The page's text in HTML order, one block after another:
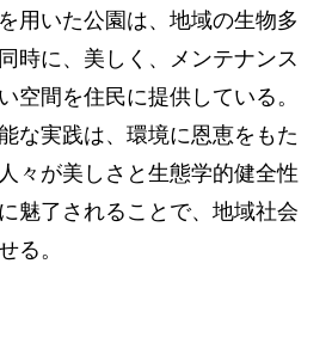
用いた公園は、地域の生物多
時に、美しく、メンテナンス
空間を住民に提供している。
な実践は、環境に恩恵をもた
々が美しさと生態学的健全性
魅了されることで、地域社会
る。